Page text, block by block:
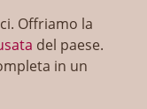
Offriamo la
del paese.
in un